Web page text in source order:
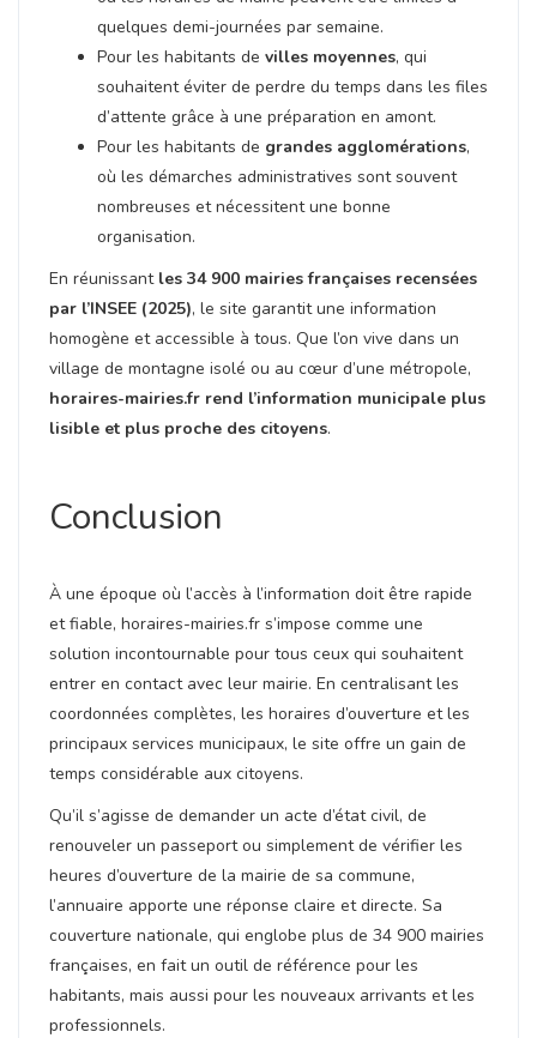
quelques demi-journées par semaine.
Pour les habitants de villes moyennes, qui
souhaitent éviter de perdre du temps dans les files
d’attente grâce à une préparation en amont.
Pour les habitants de grandes agglomérations,
où les démarches administratives sont souvent
nombreuses et nécessitent une bonne
organisation.
En réunissant les 34 900 mairies françaises recensées
par l’INSEE (2025), le site garantit une information
homogène et accessible à tous. Que l’on vive dans un
village de montagne isolé ou au cœur d’une métropole,
horaires-mairies.fr rend l’information municipale plus
lisible et plus proche des citoyens.
Conclusion
À une époque où l’accès à l’information doit être rapide
et fiable, horaires-mairies.fr s’impose comme une
solution incontournable pour tous ceux qui souhaitent
entrer en contact avec leur mairie. En centralisant les
coordonnées complètes, les horaires d’ouverture et les
principaux services municipaux, le site offre un gain de
temps considérable aux citoyens.
Qu’il s’agisse de demander un acte d’état civil, de
renouveler un passeport ou simplement de vérifier les
heures d’ouverture de la mairie de sa commune,
l’annuaire apporte une réponse claire et directe. Sa
couverture nationale, qui englobe plus de 34 900 mairies
françaises, en fait un outil de référence pour les
habitants, mais aussi pour les nouveaux arrivants et les
professionnels.